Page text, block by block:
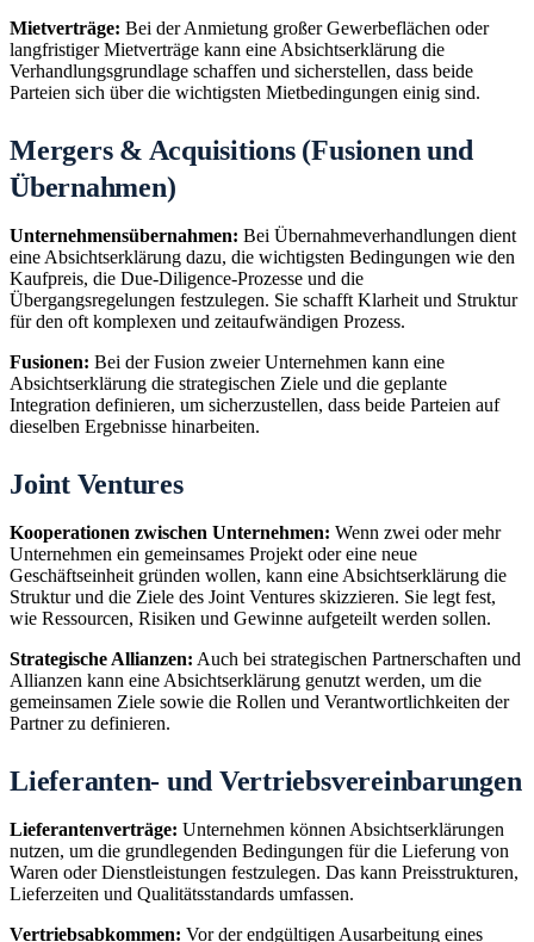
Mietverträge: Bei der Anmietung großer Gewerbeflächen oder
langfristiger Mietverträge kann eine Absichtserklärung die
Verhandlungsgrundlage schaffen und sicherstellen, dass beide
Parteien sich über die wichtigsten Mietbedingungen einig sind.
Mergers & Acquisitions (Fusionen und
Übernahmen)
Unternehmensübernahmen: Bei Übernahmeverhandlungen dient
eine Absichtserklärung dazu, die wichtigsten Bedingungen wie den
Kaufpreis, die Due-Diligence-Prozesse und die
Übergangsregelungen festzulegen. Sie schafft Klarheit und Struktur
für den oft komplexen und zeitaufwändigen Prozess.
Fusionen: Bei der Fusion zweier Unternehmen kann eine
Absichtserklärung die strategischen Ziele und die geplante
Integration definieren, um sicherzustellen, dass beide Parteien auf
dieselben Ergebnisse hinarbeiten.
Joint Ventures
Kooperationen zwischen Unternehmen: Wenn zwei oder mehr
Unternehmen ein gemeinsames Projekt oder eine neue
Geschäftseinheit gründen wollen, kann eine Absichtserklärung die
Struktur und die Ziele des Joint Ventures skizzieren. Sie legt fest,
wie Ressourcen, Risiken und Gewinne aufgeteilt werden sollen.
Strategische Allianzen: Auch bei strategischen Partnerschaften und
Allianzen kann eine Absichtserklärung genutzt werden, um die
gemeinsamen Ziele sowie die Rollen und Verantwortlichkeiten der
Partner zu definieren.
Lieferanten- und Vertriebsvereinbarungen
Lieferantenverträge: Unternehmen können Absichtserklärungen
nutzen, um die grundlegenden Bedingungen für die Lieferung von
Waren oder Dienstleistungen festzulegen. Das kann Preisstrukturen,
Lieferzeiten und Qualitätsstandards umfassen.
Vertriebsabkommen: Vor der endgültigen Ausarbeitung eines